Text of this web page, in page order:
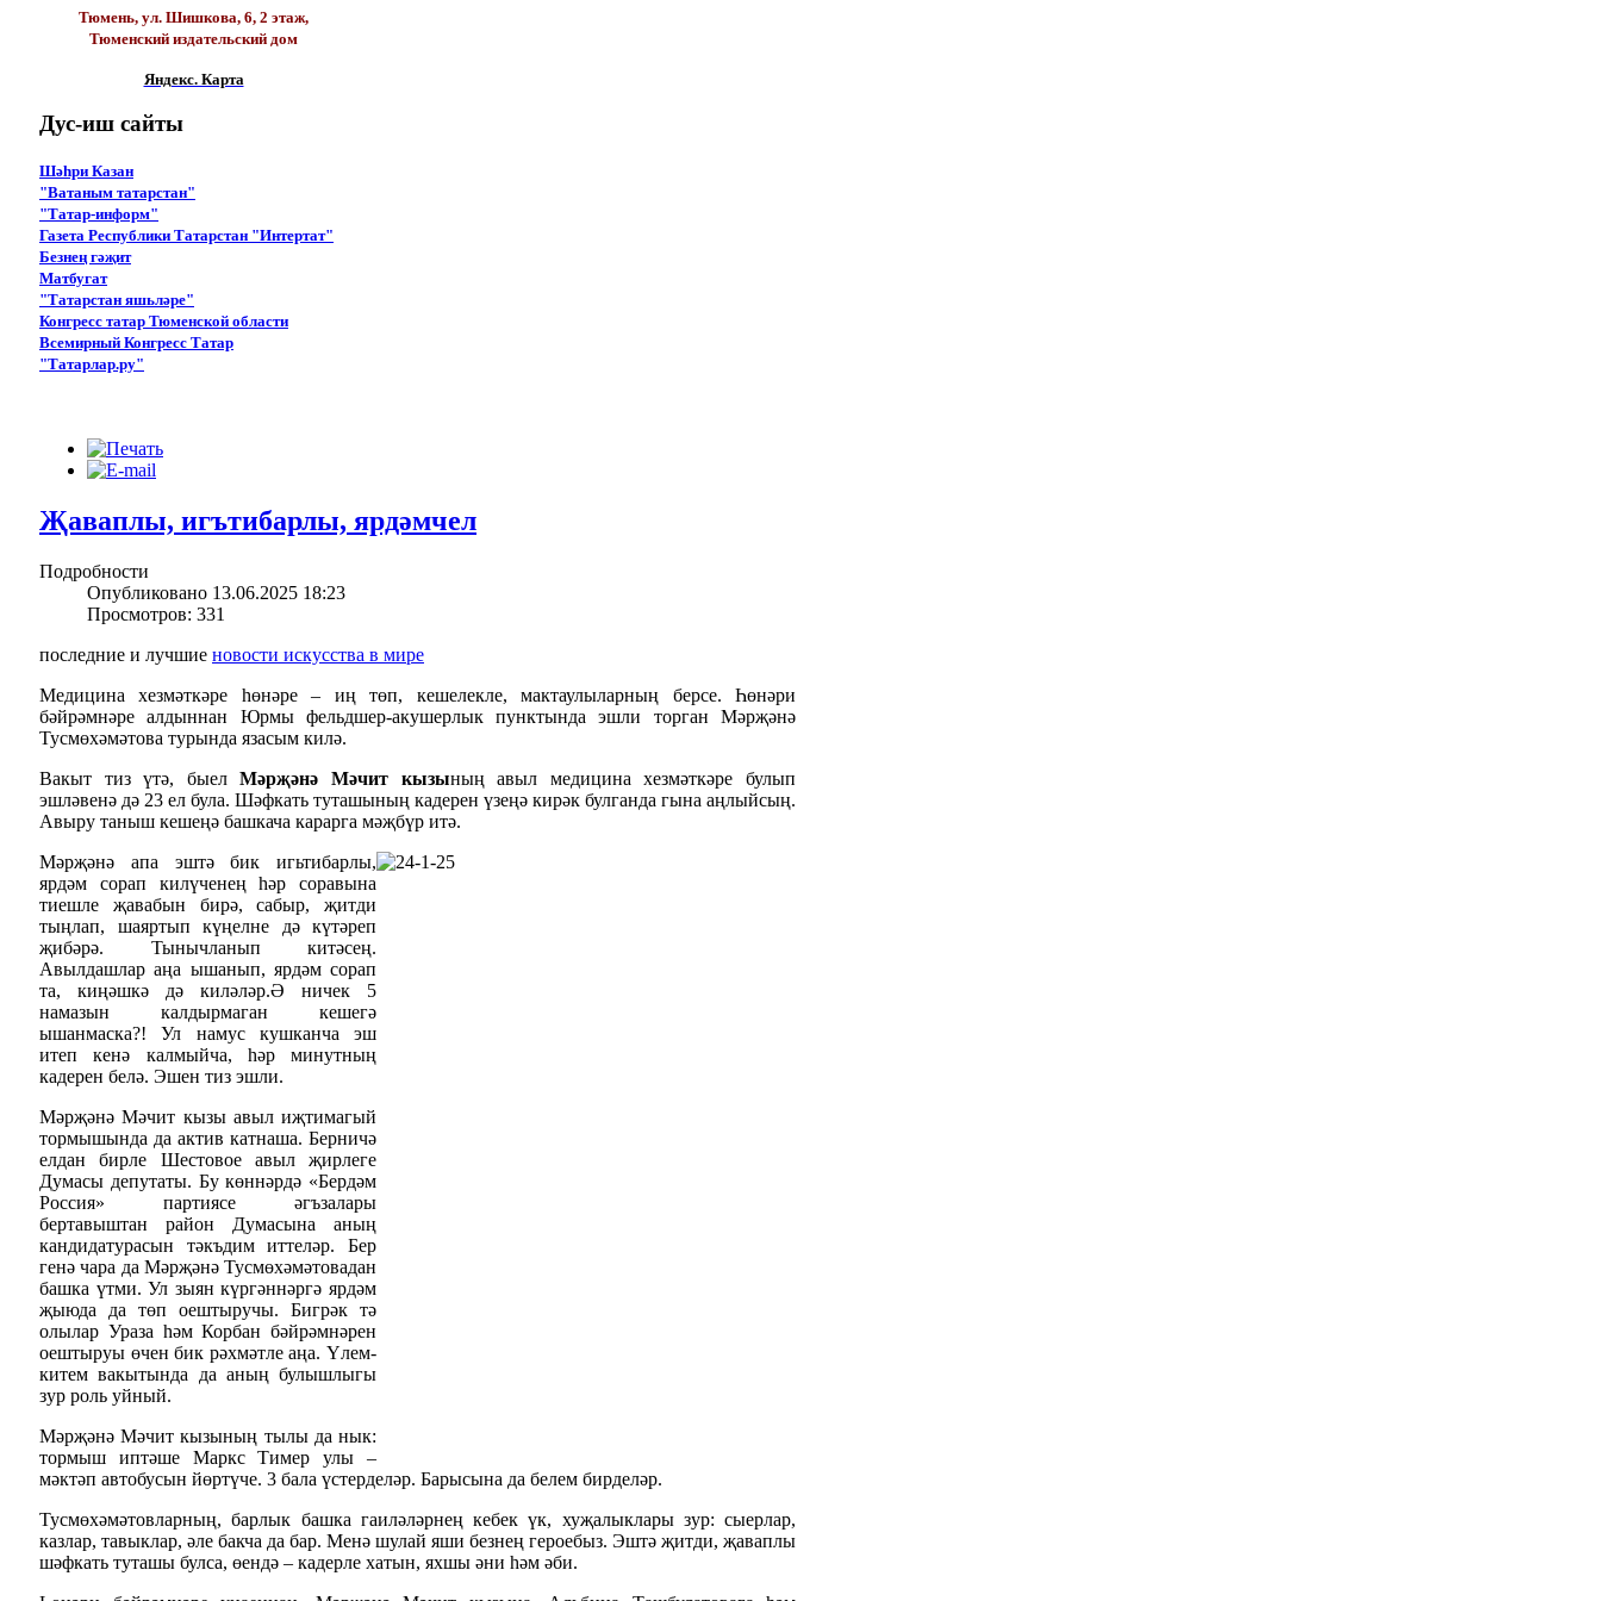
Тюмень, ул. Шишкова, 6, 2 этаж,
Тюменский издательский дом
Яндекс. Карта
Дус-иш сайты
Шәһри Казан
"Ватаным татарстан"
"Татар-информ"
Газета Республики Татарстан "Интертат"
Безнең гәҗит
Матбугат
"Татарстан яшьләре"
Конгресс татар Тюменской области
Всемирный Конгресс Татар
"Татарлар.ру"
Җаваплы, игътибарлы, ярдәмчел
Подробности
Опубликовано 13.06.2025 18:23
Просмотров: 331
последние и лучшие новости искусства в мире
Медицина хезмәткәре һөнәре – иң төп, кешелекле, мактаулыларның берсе. Һөнәри
бәйрәмнәре алдыннан Юрмы фельдшер-акушерлык пунктында эшли торган Мәрҗәнә
Тусмөхәмәтова турында язасым килә.
Вакыт тиз үтә, быелМәрҗәнә Мәчит кызының авыл медицина хезмәткәре булып
эшләвенә дә 23 ел була. Шәфкать туташының кадерен үзеңә кирәк булганда гына аңлыйсың.
Авыру таныш кешеңә башкача карарга мәҗбүр итә.
Мәрҗәнә апа эштә бик игьтибарлы,
ярдәм сорап килүченең һәр соравына
тиешле җавабын бирә, сабыр, җитди
тыңлап, шаяртып күңелне дә күтәреп
җибәрә. Тынычланып китәсең.
Авылдашлар аңа ышанып, ярдәм сорап
та, киңәшкә дә киләләр.Ә ничек 5
намазын калдырмаган кешегә
ышанмаска?! Ул намус кушканча эш
итеп кенә калмыйча, һәр минутның
кадерен белә. Эшен тиз эшли.
Мәрҗәнә Мәчит кызы авыл иҗтимагый
тормышында да актив катнаша. Берничә
елдан бирле Шестовое авыл җирлеге
Думасы депутаты. Бу көннәрдә «Бердәм
Россия» партиясе әгъзалары
бертавыштан район Думасына аның
кандидатурасын тәкъдим иттеләр. Бер
генә чара да Мәрҗәнә Тусмөхәмәтовадан
башка үтми. Ул зыян күргәннәргә ярдәм
җыюда да төп оештыручы. Бигрәк тә
олылар Ураза һәм Корбан бәйрәмнәрен
оештыруы өчен бик рәхмәтле аңа. Үлем-
китем вакытында да аның булышлыгы
зур роль уйный.
Мәрҗәнә Мәчит кызының тылы да нык:
тормыш иптәше Маркс Тимер улы –
мәктәп автобусын йөртүче. 3 бала үстерделәр. Барысына да белем бирделәр.
Тусмөхәмәтовларның, барлык башка гаиләләрнең кебек үк, хуҗалыклары зур: сыерлар,
казлар, тавыклар, әле бакча да бар. Менә шулай яши безнең героебыз. Эштә җитди, җаваплы
шәфкать туташы булса, өендә – кадерле хатын, яхшы әни һәм әби.